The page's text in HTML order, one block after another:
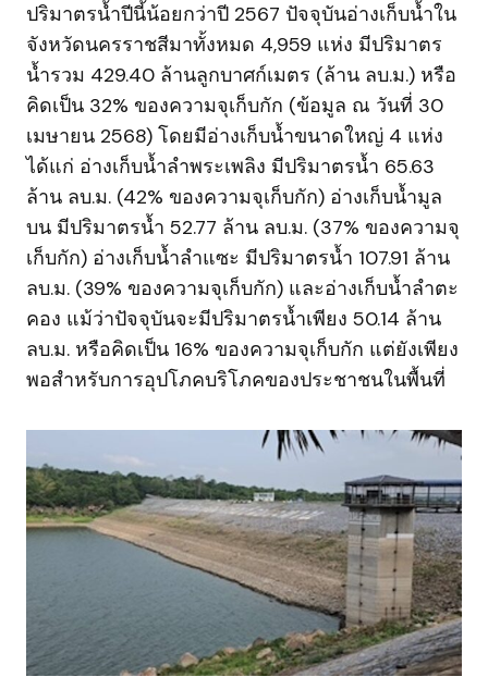
ปริมาตรน้ำปีนี้น้อยกว่าปี 2567 ปัจจุบันอ่างเก็บน้ำใน
จังหวัดนครราชสีมาทั้งหมด 4,959 แห่ง มีปริมาตร
น้ำรวม 429.40 ล้านลูกบาศก์เมตร (ล้าน ลบ.ม.) หรือ
คิดเป็น 32% ของความจุเก็บกัก (ข้อมูล ณ วันที่ 30
เมษายน 2568) โดยมีอ่างเก็บน้ำขนาดใหญ่ 4 แห่ง
ได้แก่ อ่างเก็บน้ำลำพระเพลิง มีปริมาตรน้ำ 65.63
ล้าน ลบ.ม. (42% ของความจุเก็บกัก) อ่างเก็บน้ำมูล
บน มีปริมาตรน้ำ 52.77 ล้าน ลบ.ม. (37% ของความจุ
เก็บกัก) อ่างเก็บน้ำลำแซะ มีปริมาตรน้ำ 107.91 ล้าน
ลบ.ม. (39% ของความจุเก็บกัก) และอ่างเก็บน้ำลำตะ
คอง แม้ว่าปัจจุบันจะมีปริมาตรน้ำเพียง 50.14 ล้าน
ลบ.ม. หรือคิดเป็น 16% ของความจุเก็บกัก แต่ยังเพียง
พอสำหรับการอุปโภคบริโภคของประชาชนในพื้นที่